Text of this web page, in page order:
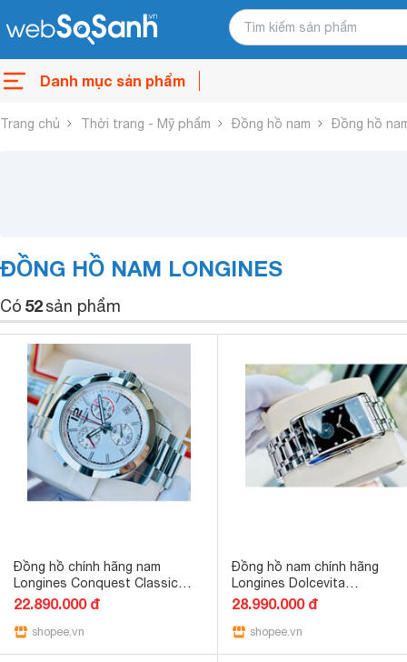
Danh mục sản phẩm
Trang chủ Thời trang - Mỹ phẩm Đồng hồ nam Đồng hồ
ĐỒNG HỒ NAM LONGINES
Có 52sản phẩm
Đồng hồ chính hãng nam
Longines Conquest Classic
Chronograph L3.701.4.76.6-
22.890.000 đ
shopee.vn
Đồng hồ nam chính hãng
Longines Dolcevita
L5.755.4.57.6 - Máy quartz
28.990.000 đ
shopee.vn